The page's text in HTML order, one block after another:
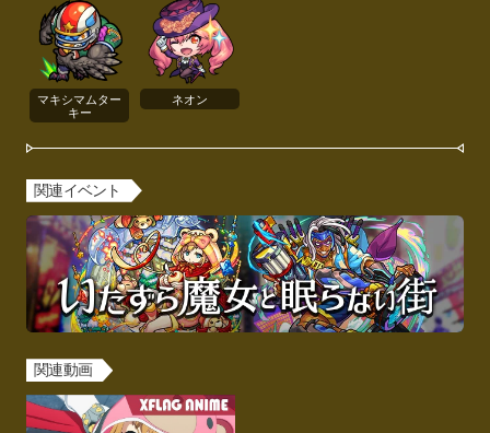
マキシマムター
キー
ネオン
関連イベント
関連動画